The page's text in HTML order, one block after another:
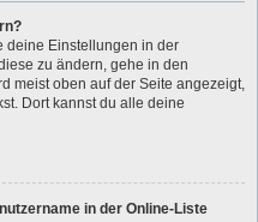
deine Einstellungen in der
zu ändern, gehe in den
meist oben auf der Seite angezeigt,
Dort kannst du alle deine
in der Online-Liste